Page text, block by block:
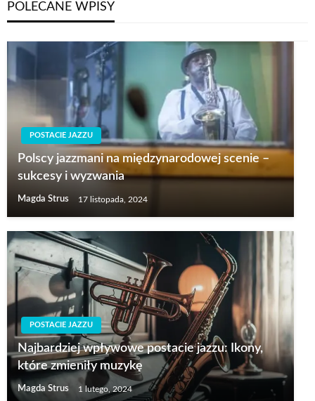
POLECANE WPISY
POSTACIE JAZZU
Polscy jazzmani na międzynarodowej scenie –
sukcesy i wyzwania
Magda Strus 17 listopada, 2024
POSTACIE JAZZU
Najbardziej wpływowe postacie jazzu: Ikony,
które zmieniły muzykę
Magda Strus 1 lutego, 2024